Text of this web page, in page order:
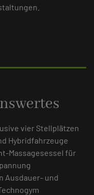
vier Stellplätzen
Hybridfahrzeuge
Massagesessel für
Ausdauer- und